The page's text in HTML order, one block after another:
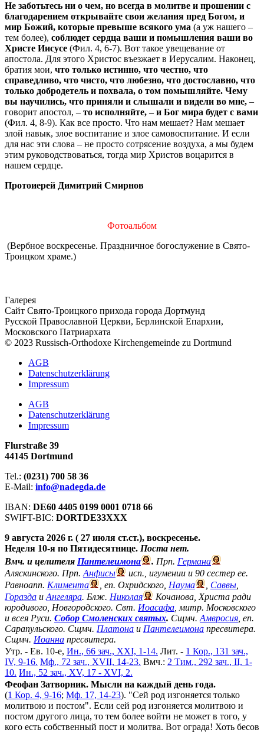
Не заботьтесь ни о чем, но всегда в молитве и прошении с
благодарением открывайте свои желания пред Богом, и
мир Божий, которые превыше всякого ума (а уж нашего –
тем более), соблюдет сердца ваши и помышления ваши во
Христе Иисусе (Фил. 4, 6-7). Вот такое увещевание от
апостола. Для этого Христос въезжает в Иерусалим. Наконец,
братия мои, что только истинно, что честно, что
справедливо, что чисто, что любезно, что достославно, что
только добродетель и похвала, о том помышляйте. Чему
вы научились, что приняли и слышали и видели во мне, –
говорит апостол, – то исполняйте, – и Бог мира будет с вами
(Фил. 4, 8-9). Как все просто. Что нам мешает? Нам мешает
злой навык, злое воспитание и злое самовоспитание. И если
для нас эти слова – не просто сотрясение воздуха, а мы будем
этим руководствоваться, тогда мир Христов воцарится в
нашем сердце.
Протоиерей Димитрий Смирнов
Фотоальбом
(Вербное воскресенье. Праздничное богослужение в Свято-
Троицком храме.)
Галерея
Сайт Свято-Троицкого прихода города Дортмунд
Русской Православной Церкви, Берлинской Епархии,
Московского Патриархата
© 2023 Russisch-Orthodoxe Kirchengemeinde zu Dortmund
АGB
Datenschutzerklärung
Impressum
АGB
Datenschutzerklärung
Impressum
Flurstraße 39
44145 Dortmund
Tel.: (0231) 700 58 36
E-Mail: info@nadegda.de
IBAN: DE60 4405 0199 0001 0718 66
SWIFT-BIC: DORTDE33XXX
9 августа 2026 г. ( 27 июля ст.ст.), воскресенье.
Неделя 10-я по Пятидесятнице. Поста нет.
Вмч. и целителя Пантелеимона . Прп. Германа
Аляскинского. Прп. Анфисы
исп., игумении и 90 сестер ее.
Равноапп. Климента , еп. Охридского, Наума Саввы
Горазда и Ангеляра. Блж. Николая
Кочанова, Христа ради
юродивого, Новгородского. Свт. Иоасафа , митр. Московского
и всея Руси. Собор Смоленских святых. Сщмч. Амвросия , еп.
Сарапульского. Сщмч. Платона и Пантелеимона пресвитера.
Сщмч. Иоанна пресвитера.
Утр. - Ев. 10-е, Ин., 66 зач., XXI, 1-14. Лит. - 1 Кор., 131 зач.,
IV, 9-16. Мф., 72 зач., XVII, 14-23. Вмч.: 2 Тим., 292 зач., II, 1-
10. Ин., 52 зач., XV, 17 - XVI, 2.
Феофан Затворник. Мысли на каждый день года.
(1 Кор. 4, 9-16; Мф. 17, 14-23). "Сей род изгоняется только
молитвою и постом". Если сей род изгоняется молитвою и
постом другого лица, то тем более войти не может в того, у
кого есть собственный пост и молитва. Вот ограда! Хоть бесов